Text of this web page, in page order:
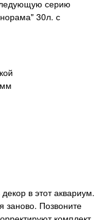
серию
30л. с
в этот аквариум.
заново. Позвоните